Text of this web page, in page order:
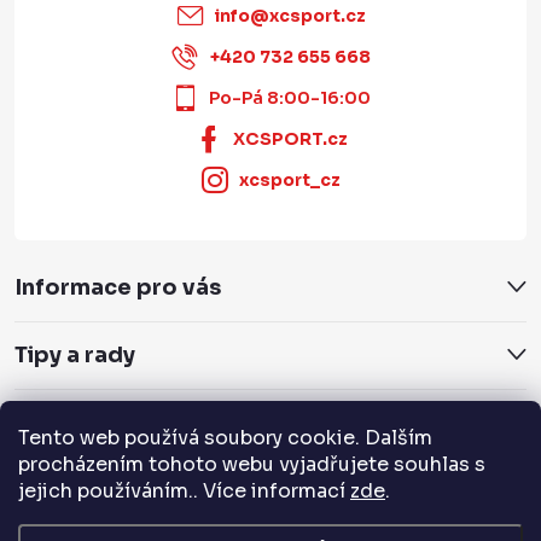
Tento web používá soubory cookie. Dalším
procházením tohoto webu vyjadřujete souhlas s
jejich používáním.. Více informací zde.
info@xcsport.cz
+420 732 655 668
Po-Pá 8:00-16:00
XCSPORT.cz
xcsport_cz
Informace pro vás
Tipy a rady
Servis a služby
Přijímáme online platby